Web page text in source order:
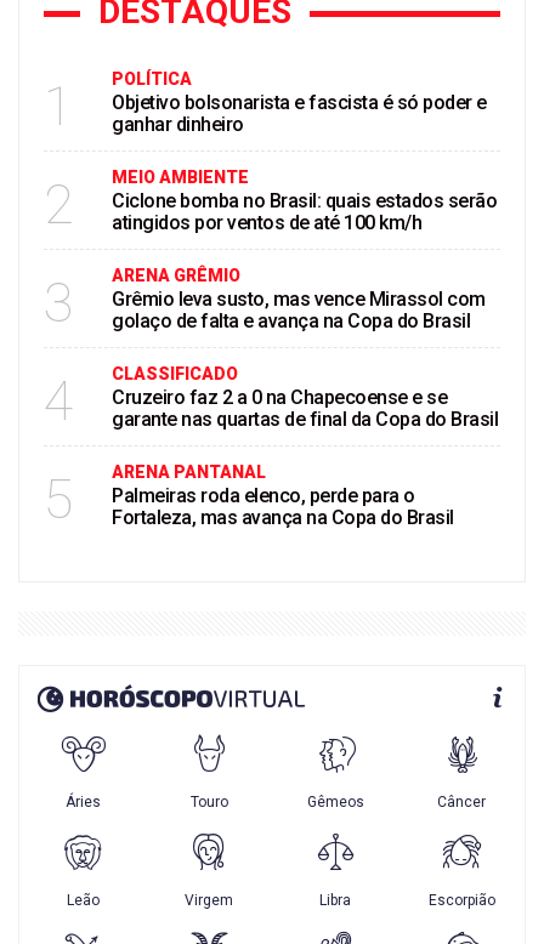
DESTAQUES
1 POLÍTICA
Objetivo bolsonarista e fascista é só poder e
ganhar dinheiro
2 MEIO AMBIENTE
Ciclone bomba no Brasil: quais estados serão
atingidos por ventos de até 100 km/h
3 ARENA GRÊMIO
Grêmio leva susto, mas vence Mirassol com
golaço de falta e avança na Copa do Brasil
4 CLASSIFICADO
Cruzeiro faz 2 a 0 na Chapecoense e se
garante nas quartas de final da Copa do Brasil
5 ARENA PANTANAL
Palmeiras roda elenco, perde para o
Fortaleza, mas avança na Copa do Brasil